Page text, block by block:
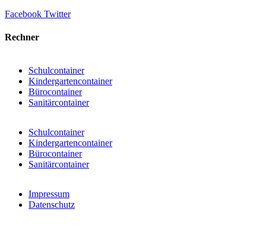
Facebook Twitter
Rechner
Schulcontainer
Kindergartencontainer
Bürocontainer
Sanitärcontainer
Schulcontainer
Kindergartencontainer
Bürocontainer
Sanitärcontainer
Impressum
Datenschutz